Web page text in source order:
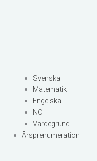
Svenska
Matematik
Engelska
NO
Värdegrund
Årsprenumeration